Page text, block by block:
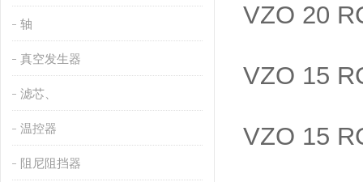
轴
真空发生器
滤芯、
温控器
阻尼阻挡器
VZO 20
VZO 15
VZO 15